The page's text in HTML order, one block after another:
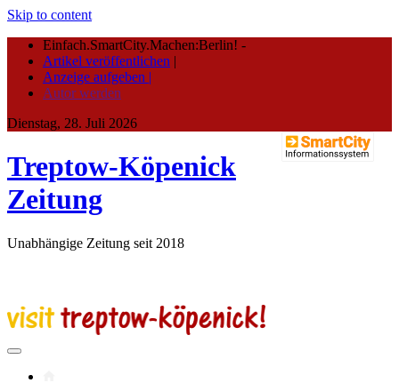
Skip to content
Einfach.SmartCity.Machen:Berlin! -
Artikel veröffentlichen |
Anzeige aufgeben |
Autor werden
Dienstag, 28. Juli 2026
Treptow-Köpenick
Zeitung
Unabhängige Zeitung seit 2018